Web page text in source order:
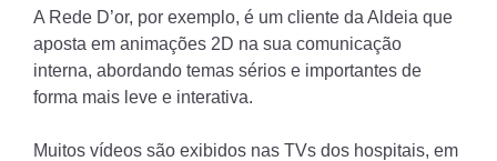
A Rede D’or, por exemplo, é um cliente da Aldeia que
aposta em animações 2D na sua comunicação
interna, abordando temas sérios e importantes de
forma mais leve e interativa.
Muitos vídeos são exibidos nas TVs dos hospitais, em